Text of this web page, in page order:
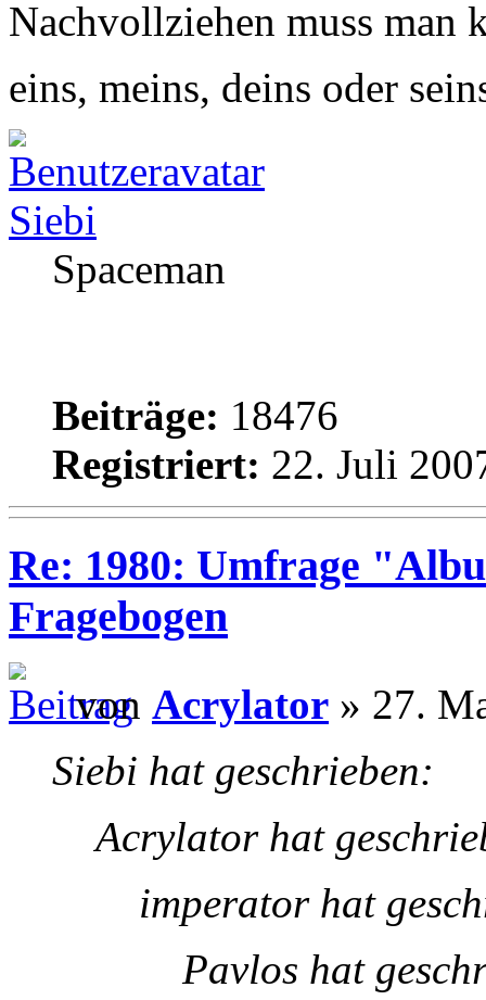
Nachvollziehen muss man
eins, meins, deins oder
Siebi
Spaceman
Beiträge: 18476
Registriert: 22. Juli
Re: 1980: Umfrage
Fragebogen
von Acrylator » 27.
Siebi hat geschrieben:
Acrylator hat
imperator hat
Pavlos hat